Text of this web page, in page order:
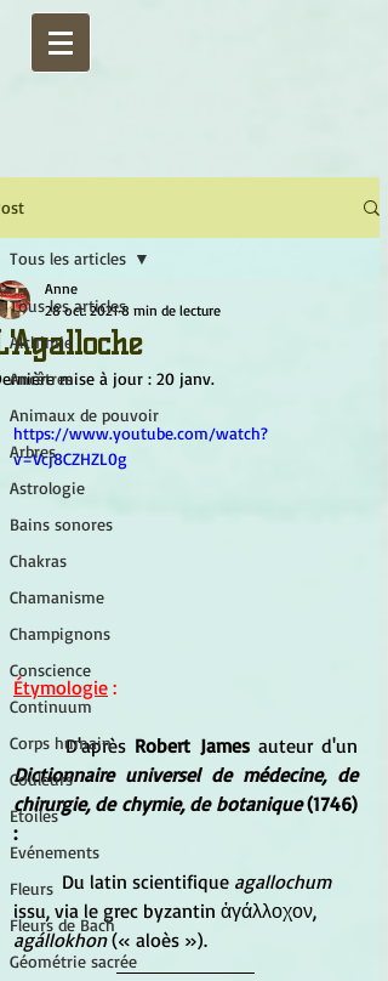
Tous les articles
Alchimie
Ancêtres
Animaux de pouvoir
Arbres
Astrologie
Bains sonores
Chakras
Chamanisme
Champignons
Conscience
Continuum
Corps humain
Couleurs
Etoiles
Evénements
Fleurs
Fleurs de Bach
Géométrie sacrée
Tous les articles
Anne
28 oct. 2021 8 min de lecture
mise à jour : 20 janv.
https://www.youtube.com/watch?
v=Vcj8CZHZL0g
Étymologie :
	D'après
Robert James
Dictionnaire universel de médecine, de
chirurgie, de chymie, de botanique (1746)
:
	Du latin scientifique
agallochum
issu, via le grec byzantin ἀγάλλοχον,
agállokhon (« aloès »).